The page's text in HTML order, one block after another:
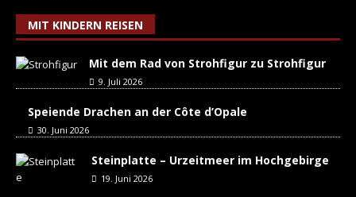
MIT KINDERN REISEN
Mit dem Rad von Strohfigur zu Strohfigur
9. Juli 2026
Speiende Drachen an der Côte d’Opale
30. Juni 2026
Steinplatte – Urzeitmeer im Hochgebirge
19. Juni 2026